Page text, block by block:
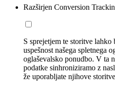
Razširjen Conversion
S sprejetjem te storitve
uspešnost našega spletnega
oglaševalsko ponudbo. V ta
podatke sinhroniziramo z
že uporabljate njihove